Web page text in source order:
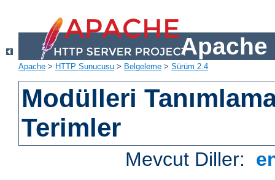
Apache
Apache > HTTP Sunucusu > Belgeleme > Sürüm 2.4
Modülleri
Terimler
Mevcut Diller: